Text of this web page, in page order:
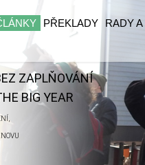
PŘEKLADY RADY
ZAPLŇOVÁNÍ
BIG YEAR